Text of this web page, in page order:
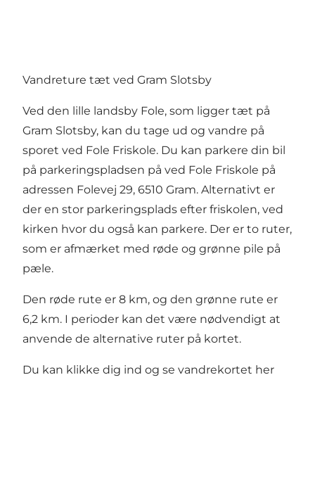
Vandreture tæt ved Gram Slotsby
Ved den lille landsby Fole, som ligger tæt på
Gram Slotsby, kan du tage ud og vandre på
sporet ved Fole Friskole. Du kan parkere din bil
på parkeringspladsen på ved Fole Friskole på
adressen Folevej 29, 6510 Gram. Alternativt er
der en stor parkeringsplads efter friskolen, ved
kirken hvor du også kan parkere. Der er to ruter,
som er afmærket med røde og grønne pile på
pæle.
Den røde rute er 8 km, og den grønne rute er
6,2 km. I perioder kan det være nødvendigt at
anvende de alternative ruter på kortet.
Du kan klikke dig ind og se vandrekortet her